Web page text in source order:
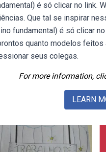
é só clicar no link.
Que tal se inspirar
fundamental) é só clicar
quanto modelos
seus colegas.
For more information,
LEARN